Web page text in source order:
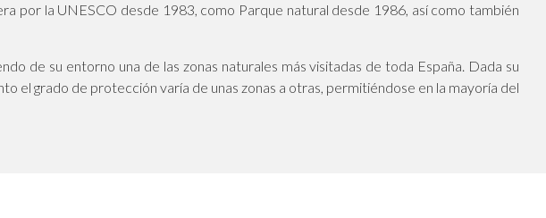
por la UNESCO desde 1983, como Parque natural desde 1986, así como también
de su entorno una de las zonas naturales más visitadas de toda España. Dada su
el grado de protección varía de unas zonas a otras, permitiéndose en la mayoría del